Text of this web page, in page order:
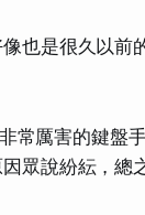
也是很久以前
常厲害的鍵盤
眾說紛紜，總